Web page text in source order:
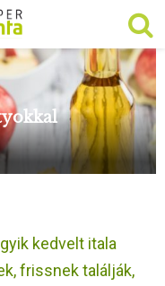
kedvelt itala
frissnek találják,